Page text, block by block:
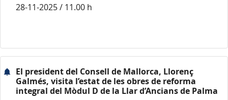
28-11-2025 / 11.00 h
El president del Consell de Mallorca, Llorenç
Galmés, visita l’estat de les obres de reforma
integral del Mòdul D de la Llar d’Ancians de Palma